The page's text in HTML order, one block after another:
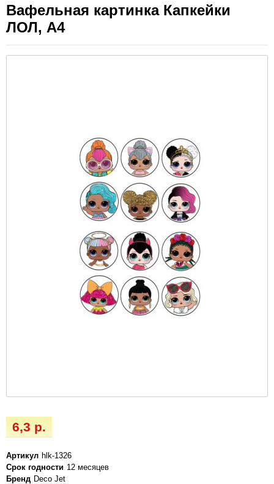
Вафельная картинка Капкейки
ЛОЛ, А4
6,3 р.
Артикул hlk-1326
Срок годности 12 месяцев
Бренд Deco Jet